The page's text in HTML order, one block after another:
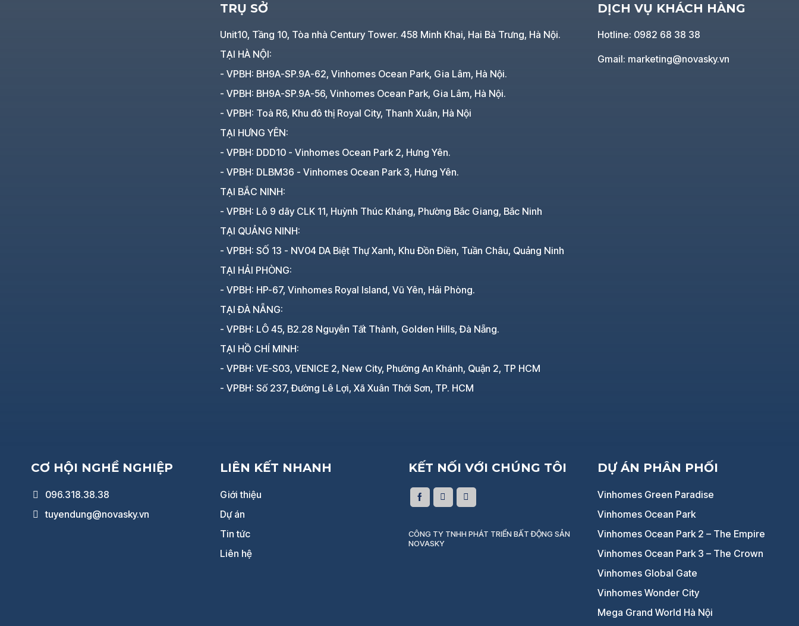
TRỤ SỞ
Unit10, Tầng 10, Tòa nhà Century Tower. 458 Minh Khai, Hai Bà Trưng, Hà Nội.
TẠI HÀ NỘI:
- VPBH: BH9A-SP.9A-62, Vinhomes Ocean Park, Gia Lâm, Hà Nội.
- VPBH: BH9A-SP.9A-56, Vinhomes Ocean Park, Gia Lâm, Hà Nội.
- VPBH: Toà R6, Khu đô thị Royal City, Thanh Xuân, Hà Nội
TẠI HƯNG YÊN:
- VPBH: DDD10 - Vinhomes Ocean Park 2, Hưng Yên.
- VPBH: DLBM36 - Vinhomes Ocean Park 3, Hưng Yên.
TẠI BẮC NINH:
- VPBH: Lô 9 dãy CLK 11, Huỳnh Thúc Kháng, Phường Bắc Giang, Bắc Ninh
TẠI QUẢNG NINH:
- VPBH: SỐ 13 - NV04 DA Biệt Thự Xanh, Khu Đồn Điền, Tuần Châu, Quảng Ninh
TẠI HẢI PHÒNG:
- VPBH: HP-67, Vinhomes Royal Island, Vũ Yên, Hải Phòng.
TẠI ĐÀ NẴNG:
- VPBH: LÔ 45, B2.28 Nguyễn Tất Thành, Golden Hills, Đà Nẵng.
TẠI HỒ CHÍ MINH:
- VPBH: VE-S03, VENICE 2, New City, Phường An Khánh, Quận 2, TP HCM
- VPBH: Số 237, Đường Lê Lợi, Xã Xuân Thới Sơn, TP. HCM
DỊCH VỤ KHÁCH HÀNG
Hotline: 0982 68 38 38
Gmail: marketing@novasky.vn
CƠ HỘI NGHỀ NGHIỆP
096.318.38.38
tuyendung@novasky.vn
LIÊN KẾT NHANH
Giới thiệu
Dự án
Tin tức
Liên hệ
KẾT NỐI VỚI CHÚNG TÔI
CÔNG TY TNHH PHÁT TRIỂN BẤT ĐỘNG SẢN
NOVASKY
DỰ ÁN PHÂN PHỐI
Vinhomes Green Paradise
Vinhomes Ocean Park
Vinhomes Ocean Park 2 – The Empire
Vinhomes Ocean Park 3 – The Crown
Vinhomes Global Gate
Vinhomes Wonder City
Mega Grand World Hà Nội